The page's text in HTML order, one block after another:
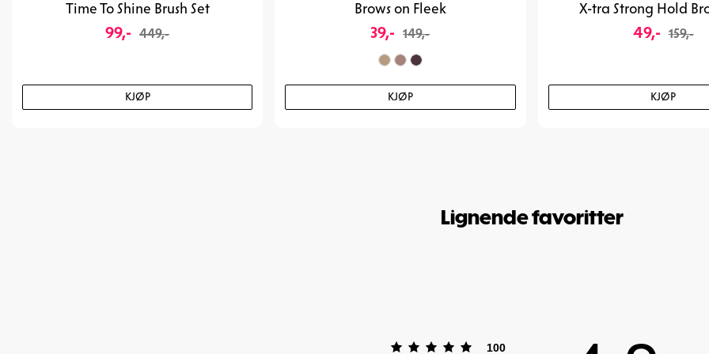
Tips: Påfør litt
bronzer for et
Perfekt for alle
fleksibel bruk.
Time To Shine Brush Set
99,- 449,-
KJØP
Brows on Fleek
39,- 149,-
KJØP
X-tra Strong Hold
49,- 159,-
KJØP
Lignende favoritter
Karakter: 5 av 5 mulige
100